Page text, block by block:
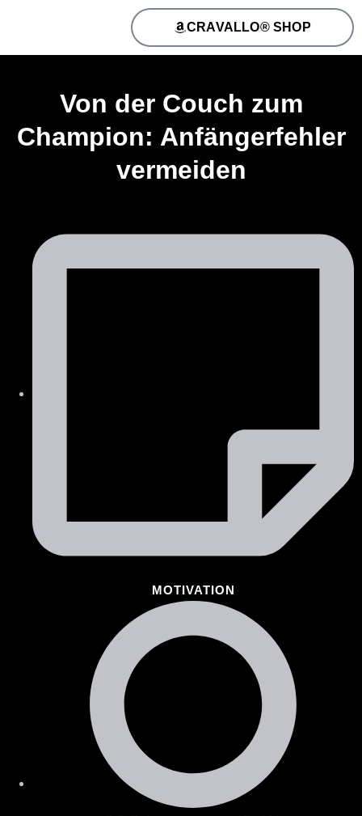
CRAVALLO® SHOP
Von der Couch zum
Champion: Anfängerfehler
vermeiden
MOTIVATION